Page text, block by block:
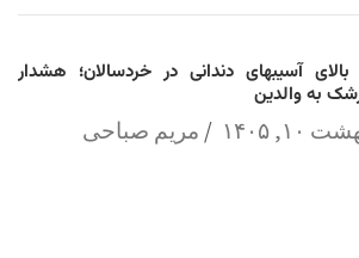
آسیبهای دندانی در خردسالان؛ هشدار
به والدین
۱۰, ۱۴۰۵ مریم صباحی